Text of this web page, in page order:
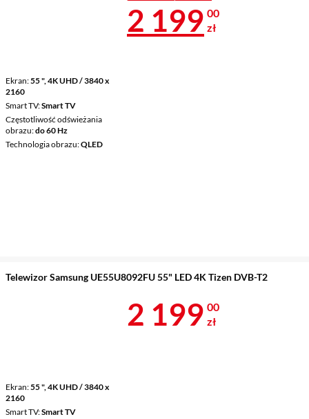
Ekran 55 ", 4K UHD / 3840 x
2160
Smart TV Smart TV
Częstotliwość odświeżania
obrazu do 60 Hz
Technologia obrazu QLED
Cena 2 199 zł
2 199 00
zł
Telewizor Samsung UE55U8092FU 55" LED 4K Tizen DVB-T2
Ekran 55 ", 4K UHD / 3840 x
2160
Smart TV Smart TV
Cena 2 199 zł
2 199 00
zł